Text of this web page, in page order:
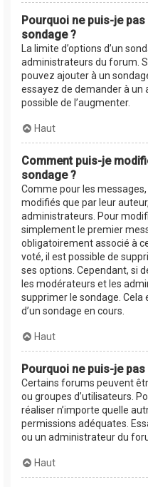
Pourquoi ne puis-je
sondage ?
La limite d’options d’un
administrateurs du forum.
pouvez ajouter à un
essayez de demander à un
possible de l’augmenter.
Haut
Comment puis-je
sondage ?
Comme pour les
modifiés que par leur
administrateurs. Pour
simplement le premier
obligatoirement associé à
voté, il est possible de
ses options. Cependant, si
les modérateurs et les
supprimer le sondage.
d’un sondage en cours.
Haut
Pourquoi ne puis-je
Certains forums peuvent
ou groupes d’utilisateurs.
réaliser n’importe quelle
permissions adéquates.
ou un administrateur du
Haut